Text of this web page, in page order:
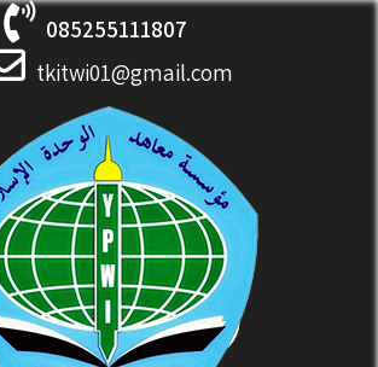
085255111807
tkitwi01@gmail.com